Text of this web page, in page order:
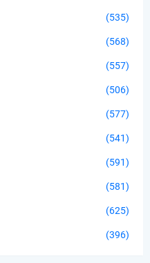
(535)
(568)
(557)
(506)
(577)
(541)
(591)
(581)
(625)
(396)